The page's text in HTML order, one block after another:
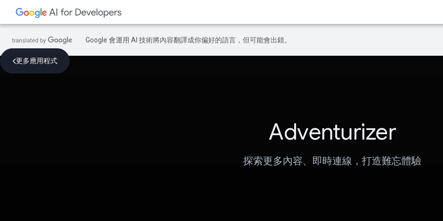
Google 會運用 AI 技術將內容翻譯成你偏好的語言，但可能會出錯。
更多應用程式
Adventurizer
探索更多內容、即時連線，打造難忘體驗